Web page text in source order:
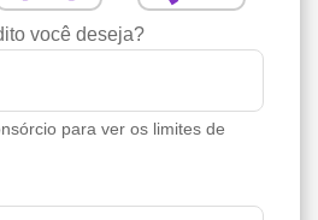
você deseja?
para ver os limites de